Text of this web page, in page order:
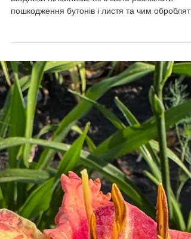
18 черв. Читати 6 хв
Шкідники лілейників: трипси та
інші — як розпізнати і що
робити
Трипси, лілейникова галиця, попелиця та інші
шкідники лілейників: як вчасно розпізнати
пошкодження бутонів і листя та чим обробляти
кущі.